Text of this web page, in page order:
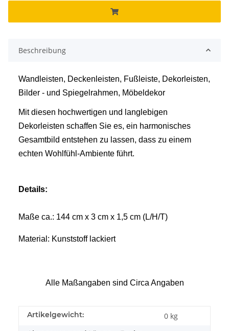
Beschreibung
Wandleisten, Deckenleisten, Fußleiste, Dekorleisten,
Bilder - und Spiegelrahmen, Möbeldekor
Mit diesen hochwertigen und langlebigen
Dekorleisten schaffen Sie es, ein harmonisches
Gesamtbild entstehen zu lassen, dass zu einem
echten Wohlfühl-Ambiente führt.
Details:
Maße ca.: 144 cm x 3 cm x 1,5 cm (L/H/T)
Material: Kunststoff lackiert
Alle Maßangaben sind Circa Angaben
Artikelgewicht: 0 kg